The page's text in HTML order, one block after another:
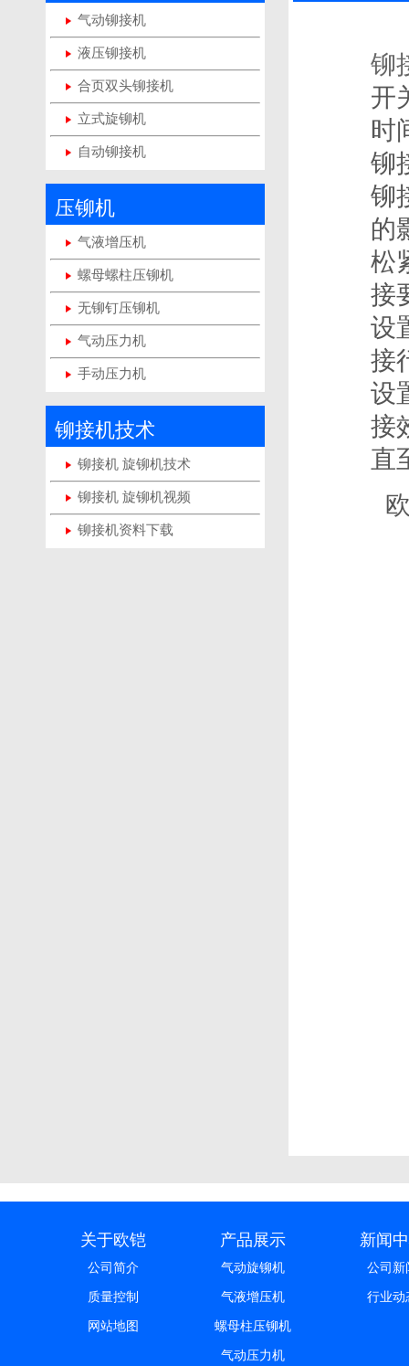
气动铆接机
液压铆接机
合页双头铆接机
立式旋铆机
自动铆接机
压铆机
气液增压机
螺母螺柱压铆机
无铆钉压铆机
气动压力机
手动压力机
铆接机技术
铆接机 旋铆机技术
铆接机 旋铆机视频
铆接机资料下载
铆
开
时
铆
铆
的
松
接
设
接
设
接
直
关于欧铠
公司简介
质量控制
网站地图
产品展示
气动旋铆机
气液增压机
螺母柱压铆机
气动压力机
新闻
公司新
行业动